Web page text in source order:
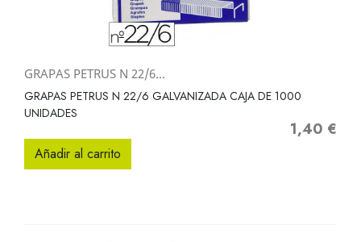
GRAPAS PETRUS N 22/6...
GRAPAS PETRUS N 22/6 GALVANIZADA CAJA DE 1000
UNIDADES
Precio
1,40 €
Añadir al carrito